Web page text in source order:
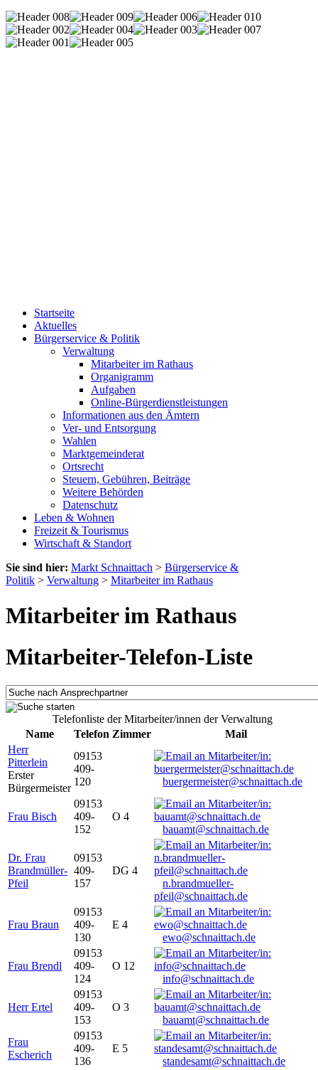
Startseite
Aktuelles
Bürgerservice & Politik
Verwaltung
Mitarbeiter im Rathaus
Organigramm
Aufgaben
Online-Bürgerdienstleistungen
Informationen aus den Ämtern
Ver- und Entsorgung
Wahlen
Marktgemeinderat
Ortsrecht
Steuern, Gebühren, Beiträge
Weitere Behörden
Datenschutz
Leben & Wohnen
Freizeit & Tourismus
Wirtschaft & Standort
Sie sind hier: Markt Schnaittach > Bürgerservice &
Politik > Verwaltung > Mitarbeiter im Rathaus
Mitarbeiter im Rathaus
Mitarbeiter-Telefon-Liste
Telefonliste der Mitarbeiter/innen der Verwaltung
Name
Telefon Zimmer
Mail
Herr
Pitterlein
Erster
Bürgermeister
09153
409-
120
buergermeister@schnaittach.de
Frau Bisch
09153
409-
152
O 4
bauamt@schnaittach.de
Dr. Frau
Brandmüller-
Pfeil
09153
409-
157
DG 4
n.brandmueller-
pfeil@schnaittach.de
Frau Braun
09153
409-
130
E 4
ewo@schnaittach.de
Frau Brendl
09153
409-
124
O 12
info@schnaittach.de
Herr Ertel
09153
409-
153
O 3
bauamt@schnaittach.de
Frau
Escherich
09153
409-
136
E 5
standesamt@schnaittach.de